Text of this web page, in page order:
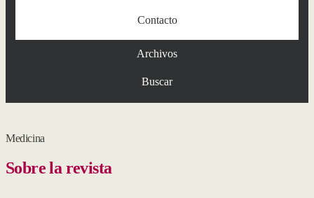
Contacto
Archivos
Buscar
Medicina
Sobre la revista